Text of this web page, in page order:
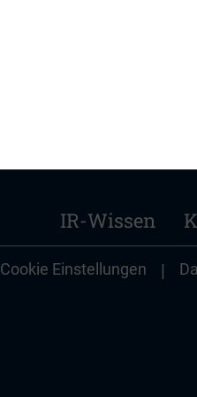
IR-Wissen
Cookie Einstellungen |